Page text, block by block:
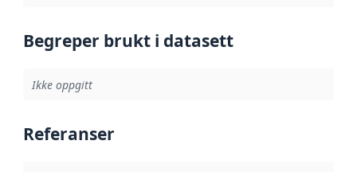
Begreper brukt i datasett
Ikke oppgitt
Referanser